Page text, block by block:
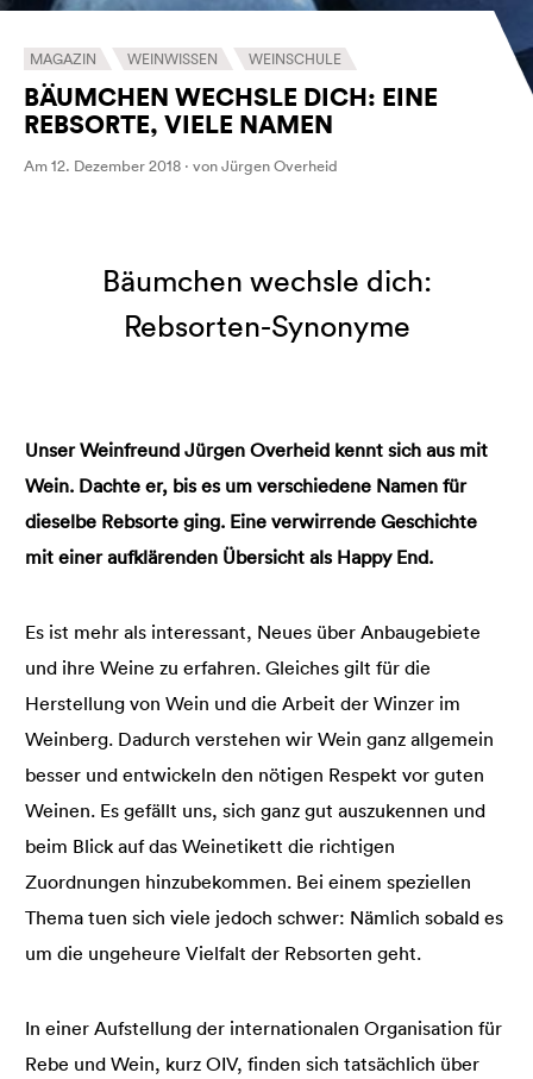
MAGAZIN WEINWISSEN WEINSCHULE
BÄUMCHEN WECHSLE DICH: EINE
REBSORTE, VIELE NAMEN
Am 12. Dezember 2018 · von Jürgen Overheid
Bäumchen wechsle dich:
Rebsorten-Synonyme
Unser Weinfreund Jürgen Overheid kennt sich aus mit
Wein. Dachte er, bis es um verschiedene Namen für
dieselbe Rebsorte ging. Eine verwirrende Geschichte
mit einer aufklärenden Übersicht als Happy End.
Es ist mehr als interessant, Neues über Anbaugebiete
und ihre Weine zu erfahren. Gleiches gilt für die
Herstellung von Wein und die Arbeit der Winzer im
Weinberg. Dadurch verstehen wir Wein ganz allgemein
besser und entwickeln den nötigen Respekt vor guten
Weinen. Es gefällt uns, sich ganz gut auszukennen und
beim Blick auf das Weinetikett die richtigen
Zuordnungen hinzubekommen. Bei einem speziellen
Thema tuen sich viele jedoch schwer: Nämlich sobald es
um die ungeheure Vielfalt der Rebsorten geht.
In einer Aufstellung der internationalen Organisation für
Rebe und Wein, kurz OIV, finden sich tatsächlich über